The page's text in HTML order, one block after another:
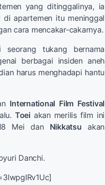
yang ditinggalinya, ia
apartemen itu meninggal
cara mencakar-cakarnya.
tukang bernama
berbagai insiden aneh
harus menghadapi hantu
International Film Festival
Toei akan merilis film ini
Mei dan Nikkatsu akan
Danchi.